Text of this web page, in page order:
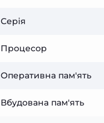
Серія
Процесор
Оперативна пам'ять
Вбудована пам'ять